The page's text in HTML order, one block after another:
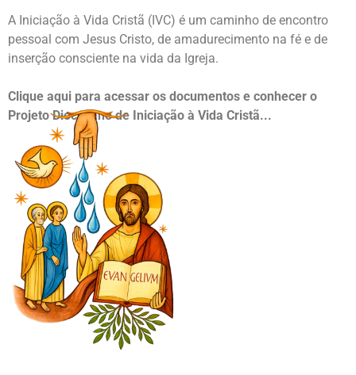
A Iniciação à Vida Cristã (IVC) é um caminho de encontro
pessoal com Jesus Cristo, de amadurecimento na fé e de
inserção consciente na vida da Igreja.
Clique aqui para acessar os documentos e conhecer o
Projeto Diocesano de Iniciação à Vida Cristã...